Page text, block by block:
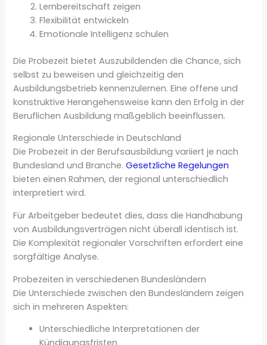
Lernbereitschaft zeigen
Flexibilität entwickeln
Emotionale Intelligenz schulen
Die Probezeit bietet Auszubildenden die Chance, sich
selbst zu beweisen und gleichzeitig den
Ausbildungsbetrieb kennenzulernen. Eine offene und
konstruktive Herangehensweise kann den Erfolg in der
Beruflichen Ausbildung maßgeblich beeinflussen.
Regionale Unterschiede in Deutschland
Die Probezeit in der Berufsausbildung variiert je nach
Bundesland und Branche.Gesetzliche Regelungen
bieten einen Rahmen, der regional unterschiedlich
interpretiert wird.
Für Arbeitgeber bedeutet dies, dass die Handhabung
von Ausbildungsverträgen nicht überall identisch ist.
Die Komplexität regionaler Vorschriften erfordert eine
sorgfältige Analyse.
Probezeiten in verschiedenen Bundesländern
Die Unterschiede zwischen den Bundesländern zeigen
sich in mehreren Aspekten:
Unterschiedliche Interpretationen der